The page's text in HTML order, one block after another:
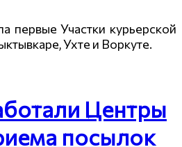
первые Участки курьерской
Ухте и Воркуте.
Центры
посылок